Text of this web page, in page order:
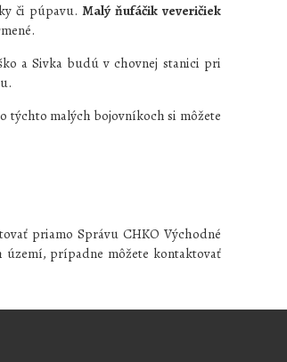
či púpavu. Malý ňufáčik veveričiek
a Sivka budú v chovnej stanici pri
týchto malých bojovníkoch si môžete
priamo Správu CHKO Východné
prípadne môžete kontaktovať